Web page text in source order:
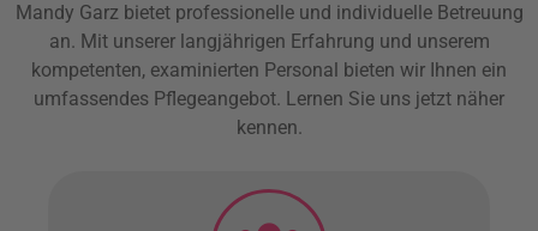
Mandy Garz bietet professionelle und individuelle Betreuung
an. Mit unserer langjährigen Erfahrung und unserem
kompetenten, examinierten Personal bieten wir Ihnen ein
umfassendes Pflegeangebot. Lernen Sie uns jetzt näher
kennen.